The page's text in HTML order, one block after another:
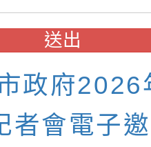
理性別平
學人才庫
請教師
。
交通局
」全民
家庭教育
淘桃－祖
報電子檔
敘部建置
重審後實
送出
政府2026
者會電子